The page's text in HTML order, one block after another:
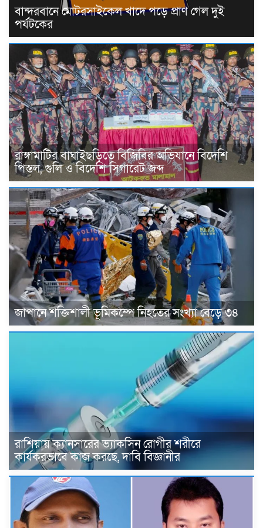
বান্দরবানে মোটরসাইকেল খাদে পড়ে প্রাণ গেল দুই
পর্যটকের
রাঙ্গামাটির বাঘাইছড়িতে বিজিবির অভিযানে বিদেশি
পিস্তল, গুলি ও বিদেশি সিগারেট জব্দ
জাপানে শক্তিশালী ভূমিকম্পে নিহতের সংখ্যা বেড়ে ৩৪
রাশিয়ায় ক্যানসারের ভ্যাকসিন রোগীর শরীরে
কার্যকরভাবে কাজ করছে, দাবি বিজ্ঞানীর